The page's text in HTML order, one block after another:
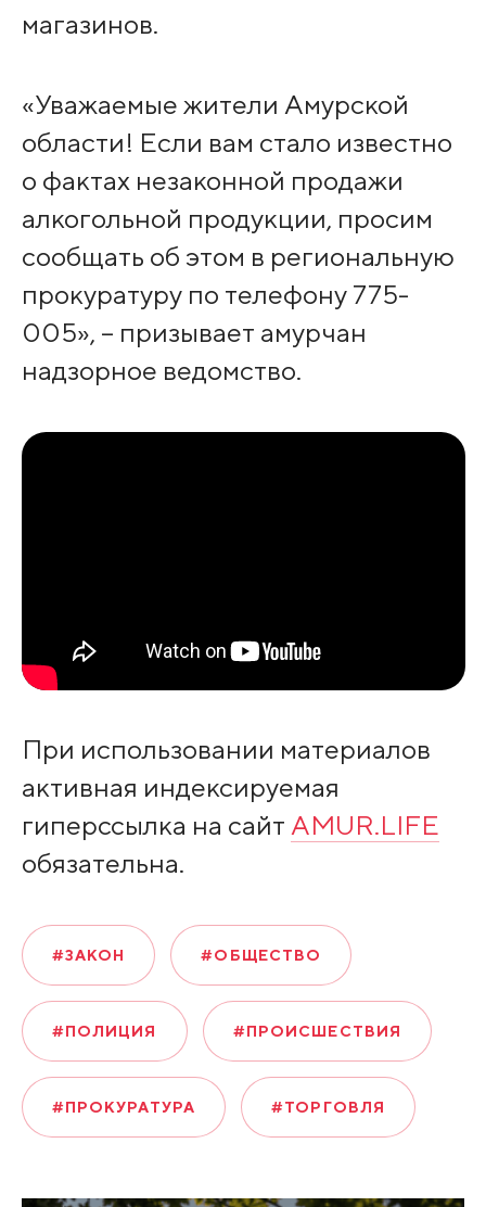
магазинов.
«Уважаемые жители Амурской
области! Если вам стало известно
о фактах незаконной продажи
алкогольной продукции, просим
сообщать об этом в региональную
прокуратуру по телефону 775-
005», – призывает амурчан
надзорное ведомство.
При использовании материалов
активная индексируемая
гиперссылка на сайт AMUR.LIFE
обязательна.
#ЗАКОН #ОБЩЕСТВО
#ПОЛИЦИЯ #ПРОИСШЕСТВИЯ
#ПРОКУРАТУРА #ТОРГОВЛЯ